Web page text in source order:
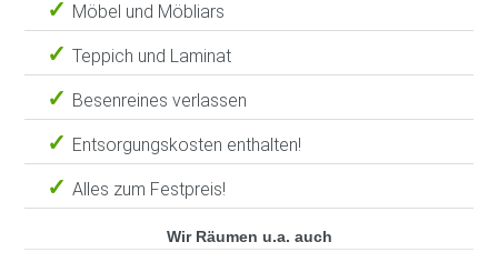
Möbel und Möbliars
Teppich und Laminat
Besenreines verlassen
Entsorgungskosten enthalten!
Alles zum Festpreis!
Wir Räumen u.a. auch